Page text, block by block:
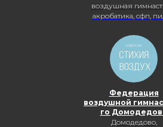
воздушная
акробатика, сфп,
Федерация
воздушной
го
Домодедово,